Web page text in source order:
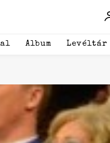
Album Levéltár